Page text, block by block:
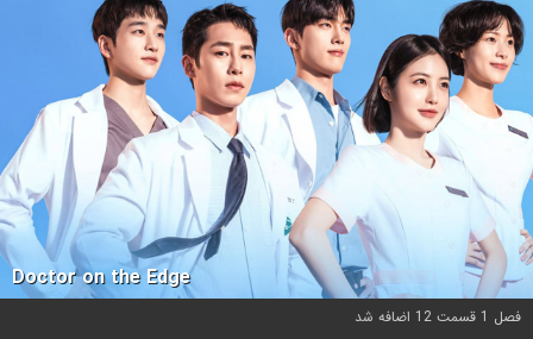
Doctor on the Edge
فصل 1 قسمت 12 اضافه شد